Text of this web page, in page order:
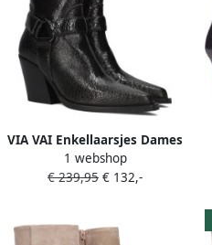
VIA VAI Enkellaarsjes Dames
Gioia Fall Maat: 37
Materiaal: Leer Kleur: Zwart
1 webshop
€ 239,95 € 132,-